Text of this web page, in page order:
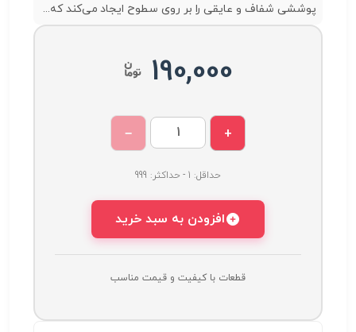
پوششی شفاف و عایقی را بر روی سطوح ایجاد می‌کند که...
190,000
+
−
حداقل: 1 - حداکثر: 999
افزودن به سبد خرید
قطعات با کیفیت و قیمت مناسب